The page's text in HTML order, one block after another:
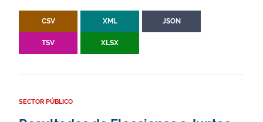
CSV XML JSON
TSV XLSX
SECTOR PÚBLICO